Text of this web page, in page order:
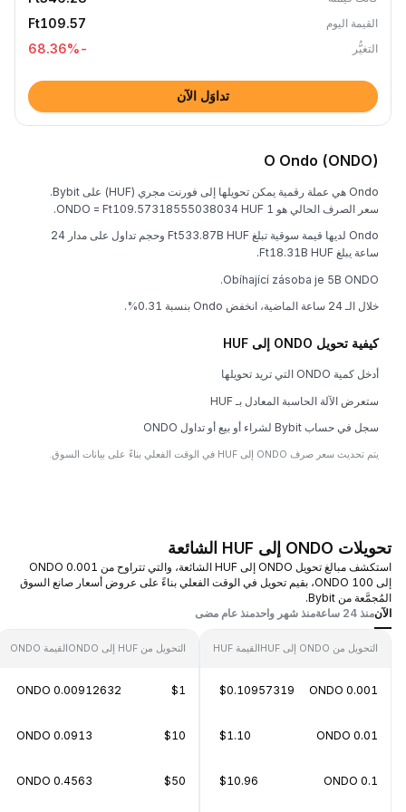
القيمة اليوم Ft109.57
التغيُّر -68.36
%
تداوَل الآن
O Ondo (ONDO)
Ondo هي عملة رقمية يمكن تحويلها إلى فورنت مجري (HUF) على Bybit.
سعر الصرف الحالي هو 1 ONDO = Ft109.57318555038034 HUF.
Ondo لديها قيمة سوقية تبلغ Ft533.87B HUF وحجم تداول على مدار 24
ساعة يبلغ Ft18.31B HUF.
Obíhající zásoba je 5B ONDO.
خلال الـ 24 ساعة الماضية، انخفض Ondo بنسبة 0.31%.
كيفية تحويل ONDO إلى HUF
أدخل كمية ONDO التي تريد تحويلها
ستعرض الآلة الحاسبة المعادل بـ HUF
سجل في حساب Bybit لشراء أو بيع أو تداول ONDO
يتم تحديث سعر صرف ONDO إلى HUF في الوقت الفعلي بناءً على بيانات السوق.
تحويلات ONDO إلى HUF الشائعة
استكشف مبالغ تحويل ONDO إلى HUF الشائعة، والتي تتراوح من 0.001 ONDO
إلى 100 ONDO، بقيم تحويل في الوقت الفعلي بناءً على عروض أسعار صانع السوق
المُجمَّعة من Bybit.
الآنمنذ 24 ساعة منذ شهر واحدمنذ عام مضى
التحويل من ONDO إلى HUF القيمة HUF
0.001 ONDO
$0.10957319
0.01 ONDO
$1.10
0.1 ONDO
$10.96
التحويل من HUF إلى ONDO القيمة ONDO
$1
0.00912632 ONDO
$10
0.0913 ONDO
$50
0.4563 ONDO